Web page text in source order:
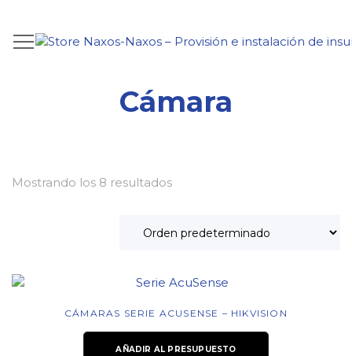
Cámara
Mostrando los 8 resultados
CÁMARAS SERIE ACUSENSE – HIKVISION
AÑADIR AL PRESUPUESTO